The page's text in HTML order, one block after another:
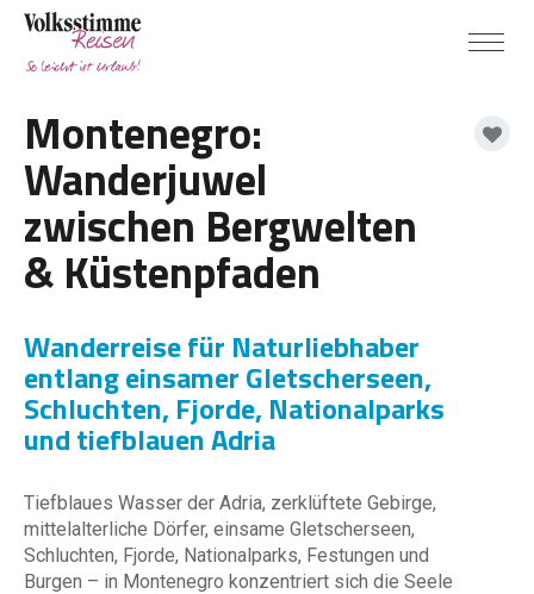
Montenegro:
Wanderjuwel
zwischen Bergwelten
& Küstenpfaden
Wanderreise für Naturliebhaber
entlang einsamer Gletscherseen,
Schluchten, Fjorde, Nationalparks
und tiefblauen Adria
Tiefblaues Wasser der Adria, zerklüftete Gebirge,
mittelalterliche Dörfer, einsame Gletscherseen,
Schluchten, Fjorde, Nationalparks, Festungen und
Burgen – in Montenegro konzentriert sich die Seele